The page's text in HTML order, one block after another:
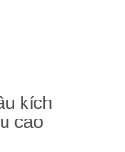
kích
cao